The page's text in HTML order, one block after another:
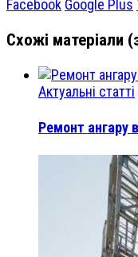
Facebook Google Plus
Схожі матеріали
Актуальні статті
Ремонт ангару